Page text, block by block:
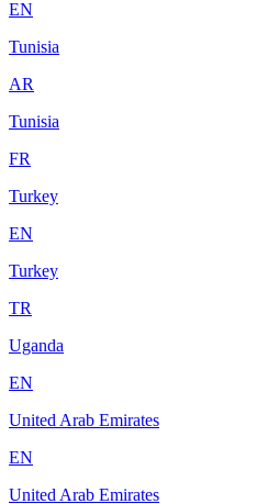
EN
Tunisia
AR
Tunisia
FR
Turkey
EN
Turkey
TR
Uganda
EN
United Arab Emirates
EN
United Arab Emirates